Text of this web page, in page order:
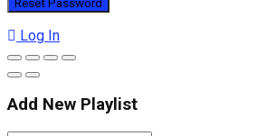
Log In
Add New Playlist